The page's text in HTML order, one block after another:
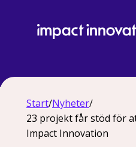
Start/Nyheter/
23 projekt får stöd för
Impact Innovation